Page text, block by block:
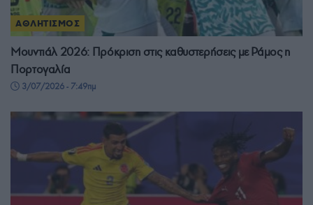
ΑΘΛΗΤΙΣΜΟΣ
Μουντιάλ 2026: Πρόκριση στις καθυστερήσεις με Ράμος η
Πορτογαλία
3/07/2026 - 7:49πμ